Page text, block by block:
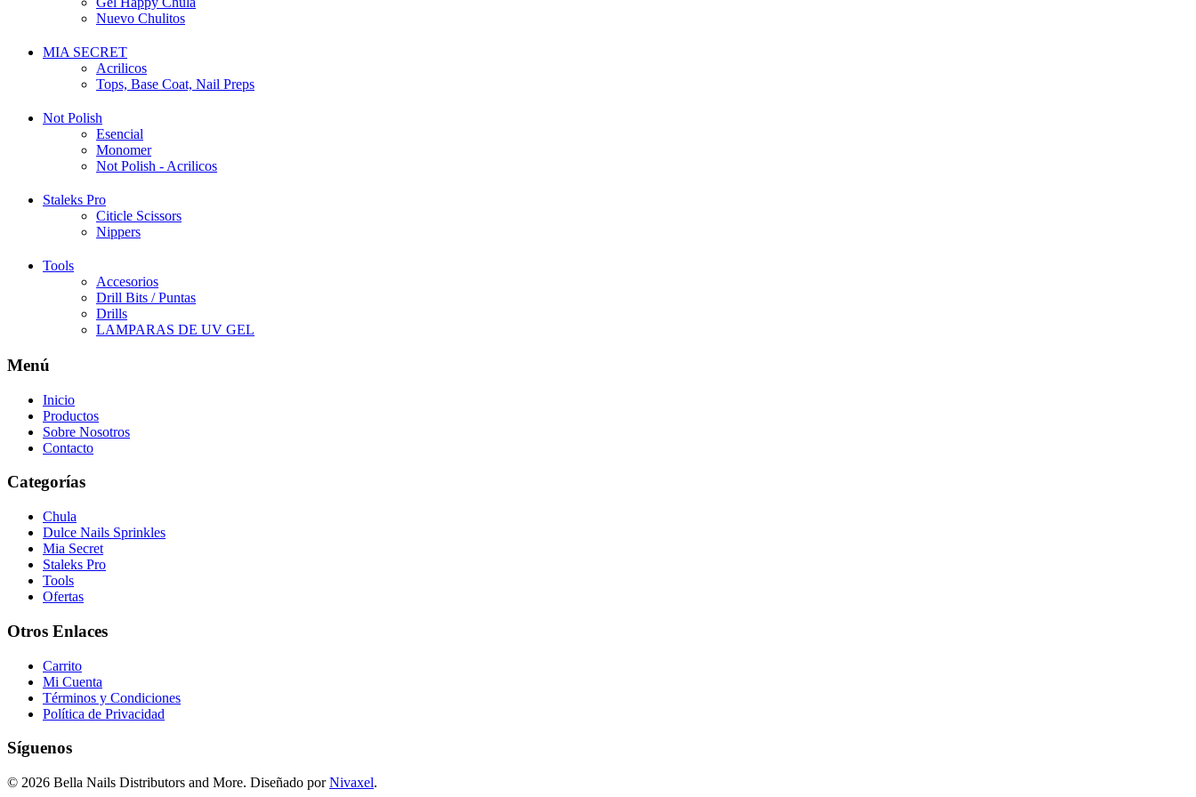
Nuevo Chulitos
MIA SECRET
Acrilicos
Tops, Base Coat, Nail Preps
Not Polish
Esencial
Monomer
Not Polish - Acrilicos
Staleks Pro
Citicle Scissors
Nippers
Tools
Accesorios
Drill Bits / Puntas
Drills
LAMPARAS DE UV GEL
Menú
Inicio
Productos
Sobre Nosotros
Contacto
Categorías
Chula
Dulce Nails Sprinkles
Mia Secret
Staleks Pro
Tools
Ofertas
Otros Enlaces
Carrito
Mi Cuenta
Términos y Condiciones
Política de Privacidad
Síguenos
© 2026 Bella Nails Distributors and More. Diseñado porNivaxel.